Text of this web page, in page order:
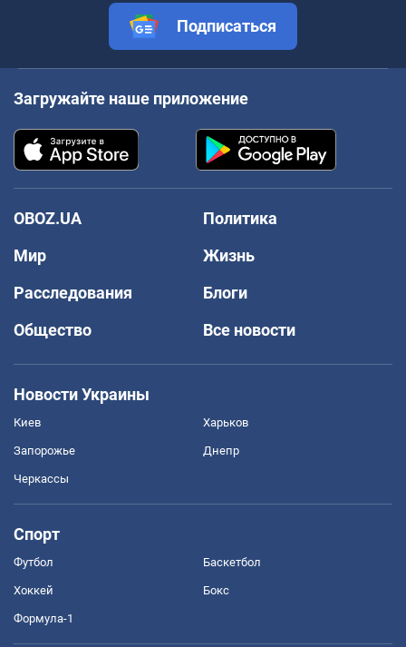
Подписаться
Загружайте наше приложение
OBOZ.UA
Политика
Мир
Жизнь
Расследования
Блоги
Общество
Все новости
Новости Украины
Киев Харьков
Запорожье Днепр
Черкассы
Спорт
Футбол Баскетбол
Хоккей Бокс
Формула-1